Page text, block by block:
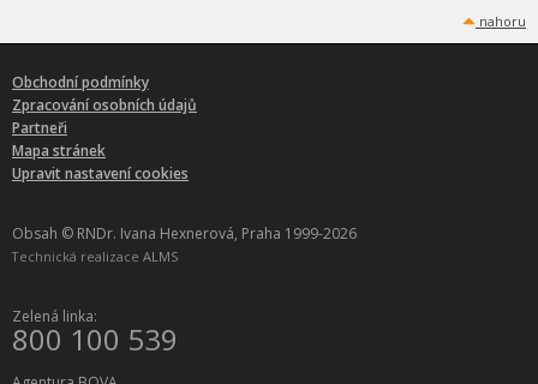
nahoru
Obchodní podmínky
Zpracování osobních údajů
Partneři
Mapa stránek
Upravit nastavení cookies
Obsah © RNDr. Ivana Hexnerová, Praha 1999-2026
Technická realizace ALMS
Zelená linka:
800 100 539